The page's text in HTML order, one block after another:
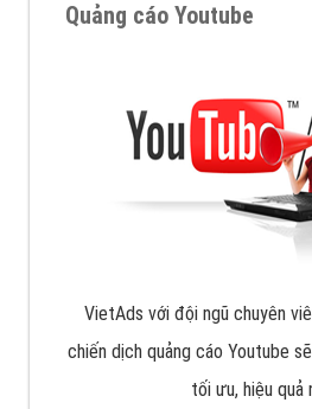
Quảng cáo Youtube
VietAds với đội ngũ chuyên
chiến dịch quảng cáo Youtube
tối ưu, hiệu quả